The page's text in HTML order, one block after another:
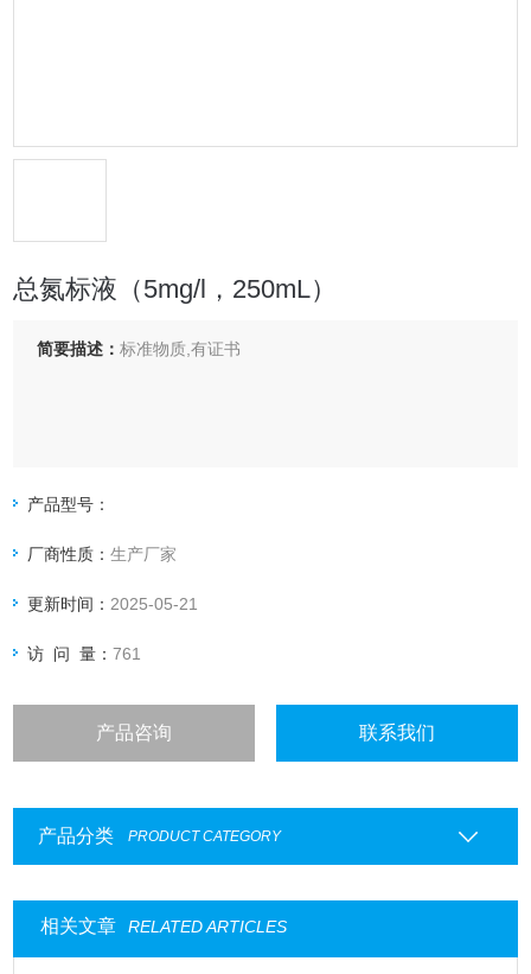
总氮标液（5mg/l，250mL）
简要描述：标准物质,有证书
产品型号：
厂商性质：生产厂家
更新时间： 2025-05-21
访 问 量：761
产品咨询 联系我们
产品分类 PRODUCT CATEGORY
相关文章 RELATED ARTICLES